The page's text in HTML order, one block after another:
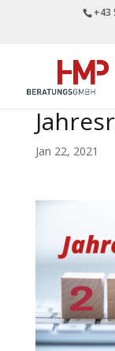
+43
Jan 22, 2021